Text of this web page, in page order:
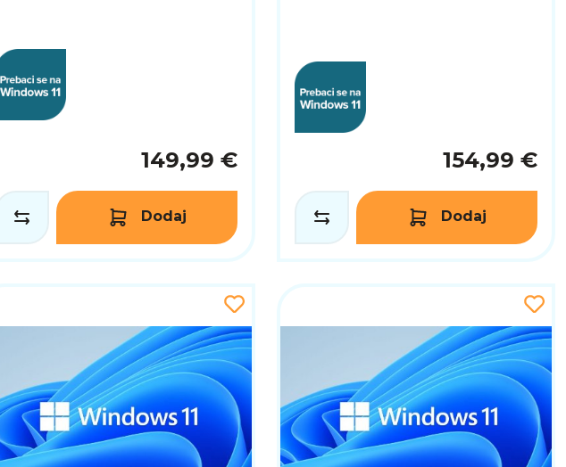
149,99 €
Dodaj
154,99 €
Dodaj